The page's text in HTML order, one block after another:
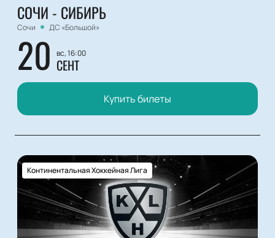
СОЧИ - СИБИРЬ
Сочи ДС «Большой»
20 вс, 16:00
СЕНТ
Купить билеты
Континентальная Хоккейная Лига